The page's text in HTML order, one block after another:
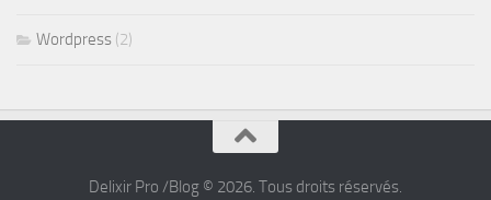
Wordpress (2)
Delixir Pro /Blog © 2026. Tous droits réservés.